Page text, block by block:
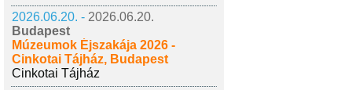
2026.06.20. - 2026.06.20.
Budapest
Múzeumok Éjszakája 2026 -
Cinkotai Tájház, Budapest
Cinkotai Tájház